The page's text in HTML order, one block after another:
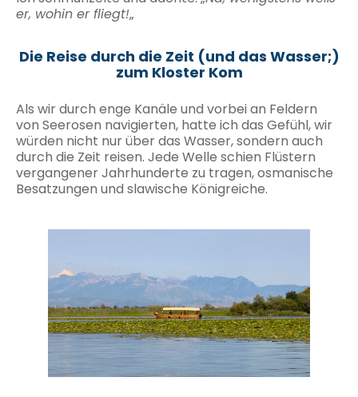
er, wohin er fliegt!„
Die Reise durch die Zeit (und das Wasser;)
zum Kloster Kom
Als wir durch enge Kanäle und vorbei an Feldern
von Seerosen navigierten, hatte ich das Gefühl, wir
würden nicht nur über das Wasser, sondern auch
durch die Zeit reisen. Jede Welle schien Flüstern
vergangener Jahrhunderte zu tragen, osmanische
Besatzungen und slawische Königreiche.